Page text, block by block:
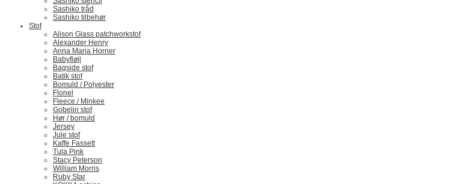
Sashiko tråd
Sashiko tilbehør
Stof
Alison Glass patchworkstof
Alexander Henry
Anna Maria Horner
Babyfløjl
Bagside stof
Batik stof
Bomuld / Polyester
Flonel
Fleece / Minkee
Gobelin stof
Hør / bomuld
Jersey
Jule stof
Kaffe Fassett
Tula Pink
Stacy Peterson
William Morris
Ruby Star